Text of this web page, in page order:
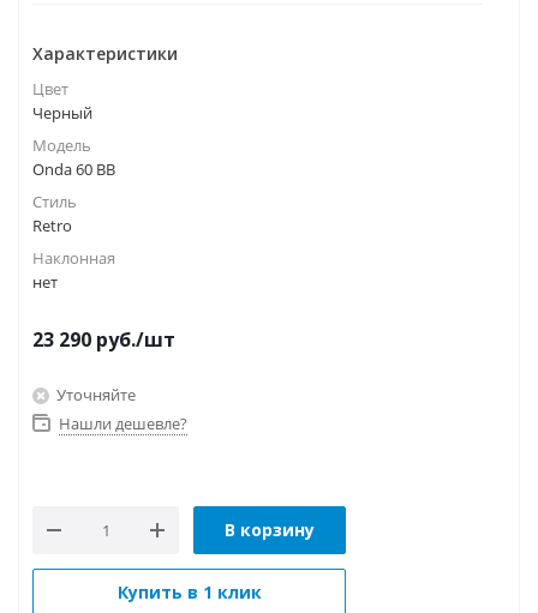
Характеристики
Цвет
Черный
Модель
Onda 60 BB
Стиль
Retro
Наклонная
нет
23 290 руб./шт
Уточняйте
Нашли дешевле?
В корзину
Купить в 1 клик